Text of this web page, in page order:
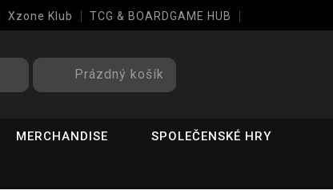
Xzone Klub TCG & BOARDGAME HUB
Prázdný košík
MERCHANDISE SPOLEČENSKÉ HRY